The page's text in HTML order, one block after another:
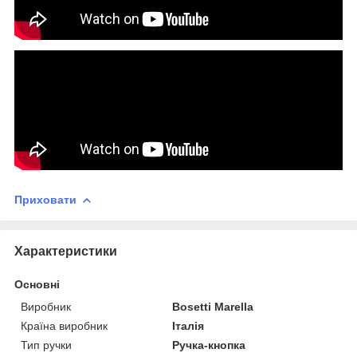
Приховати
Характеристики
Основні
Виробник
Bosetti Marella
Країна виробник
Італія
Тип ручки
Ручка-кнопка